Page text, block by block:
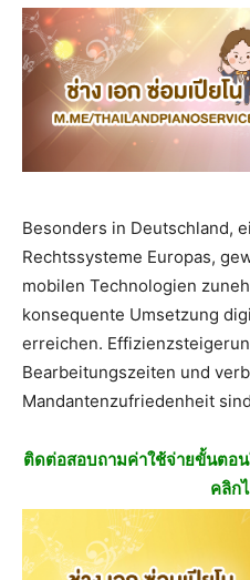
Besonders in Deutschland,
Rechtssysteme Europas,
mobilen Technologien
konsequente Umsetzung
erreichen.
Bearbeitungszeiten und
Mandantenzufriedenheit
ติดต่อสอบถามค่าใช้จ่ายขั้นตอ
คลิก